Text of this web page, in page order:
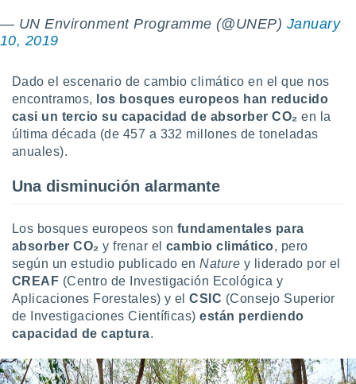
web a
abono
similares
como
este sitio
IP
de
traten tus
en
a lo que
Para
— UN Environment Programme (@UNEP) January
10, 2019
Dado el escenario de cambio climático en el que nos
encontramos,
los bosques europeos han reducido
casi un tercio su capacidad de absorber CO₂ en la
última década (de 457 a 332 millones de toneladas
anuales).
Una disminución alarmante
Los bosques europeos son fundamentales para
absorber CO₂ y frenar elcambio climático, pero
según un estudio publicado enNature y liderado por el
CREAF (Centro de Investigación Ecológica y
Aplicaciones Forestales) y elCSIC (Consejo Superior
de Investigaciones Científicas)están perdiendo
capacidad de captura.